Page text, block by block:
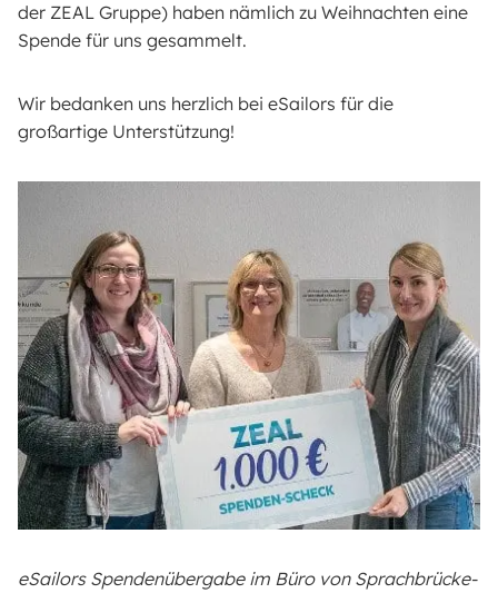
der ZEAL Gruppe) haben nämlich zu Weihnachten eine
Spende für uns gesammelt.
Wir bedanken uns herzlich bei eSailors für die
großartige Unterstützung!
eSailors Spendenübergabe im Büro von Sprachbrücke-